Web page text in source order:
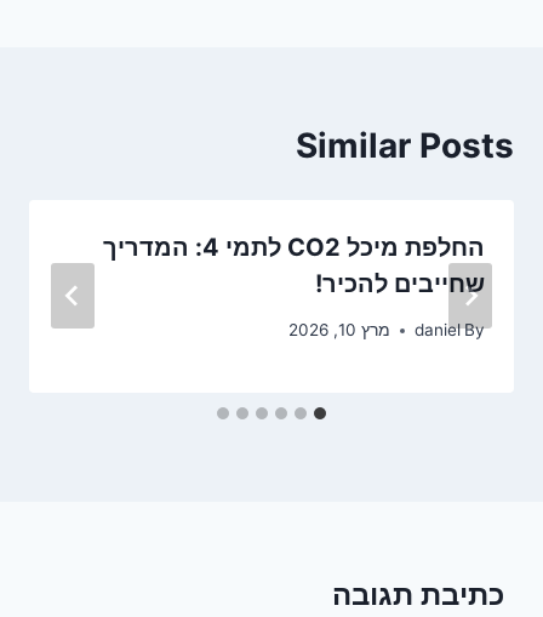
Similar Posts
החלפת מיכל CO2 לתמי 4: המדריך
שחייבים להכיר!
By
daniel מרץ 10, 2026
כתיבת תגובה